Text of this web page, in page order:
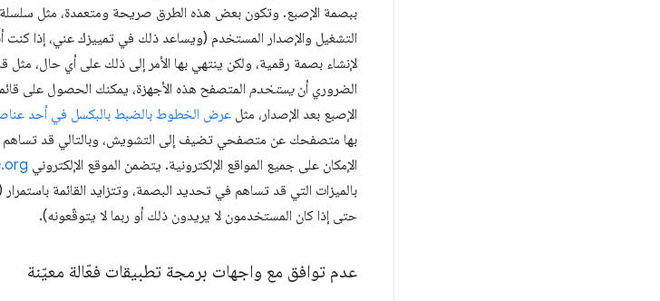
ببصمة الإصبع. وتكون بعض هذه الطرق صريحة ومتعمدة، مثل سلسلة
التشغيل والإصدار المستخدم (ويساعد ذلك في تمييزك عني، إذا
لإنشاء بصمة رقمية، ولكن ينتهي بها الأمر إلى ذلك على أي حال،
الضروري أنيستخدم المتصفح هذه الأجهزة، يمكنك الحصول على
الإصبع بعد الإصدار، مثل عرض الخطوط بالضبط بالبكسل في أحد
بها متصفحك عن متصفحي تضيف إلى التشويش، وبالتالي قد
الإمكان على جميع المواقع الإلكترونية. يتضمن الموقع الإلكتروني
بالميزات التي قد تساهم في تحديد البصمة، وتتزايد القائمة
حتى إذا كان المستخدمون لا يريدون ذلك أو ربما لا يتوقّعونه).
عدم توافق مع واجهات برمجة تطبيقات فعّالة معيّنة